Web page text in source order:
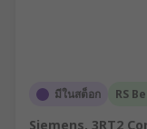
มีในสต็อก RS
Siemens, 3RT2